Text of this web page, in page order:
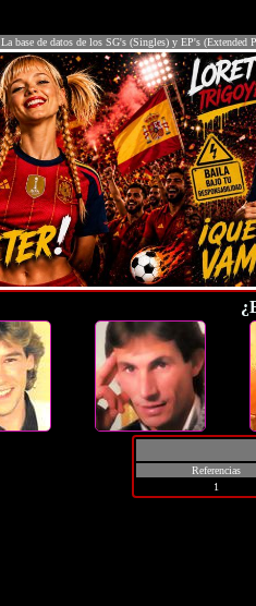
La base de datos de los SG's (Singles) y EP's (Extended
Referencias
1